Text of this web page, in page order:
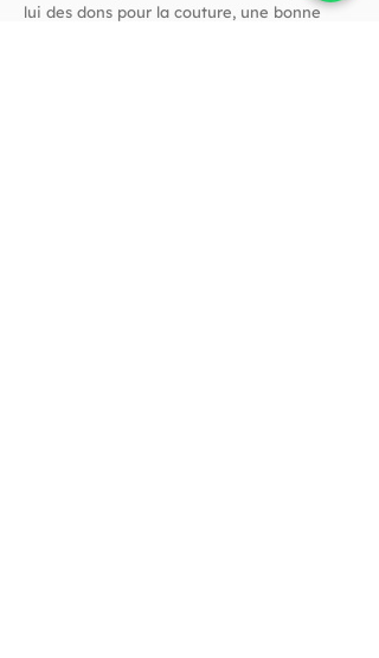
lui des dons pour la couture, une bonne